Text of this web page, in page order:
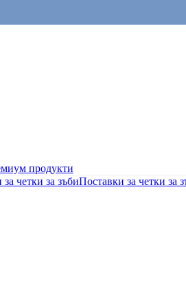
продукти
четки за зъбиПоставки за четки за